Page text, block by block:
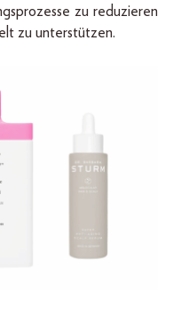
zu reduzieren
zu unterstützen.